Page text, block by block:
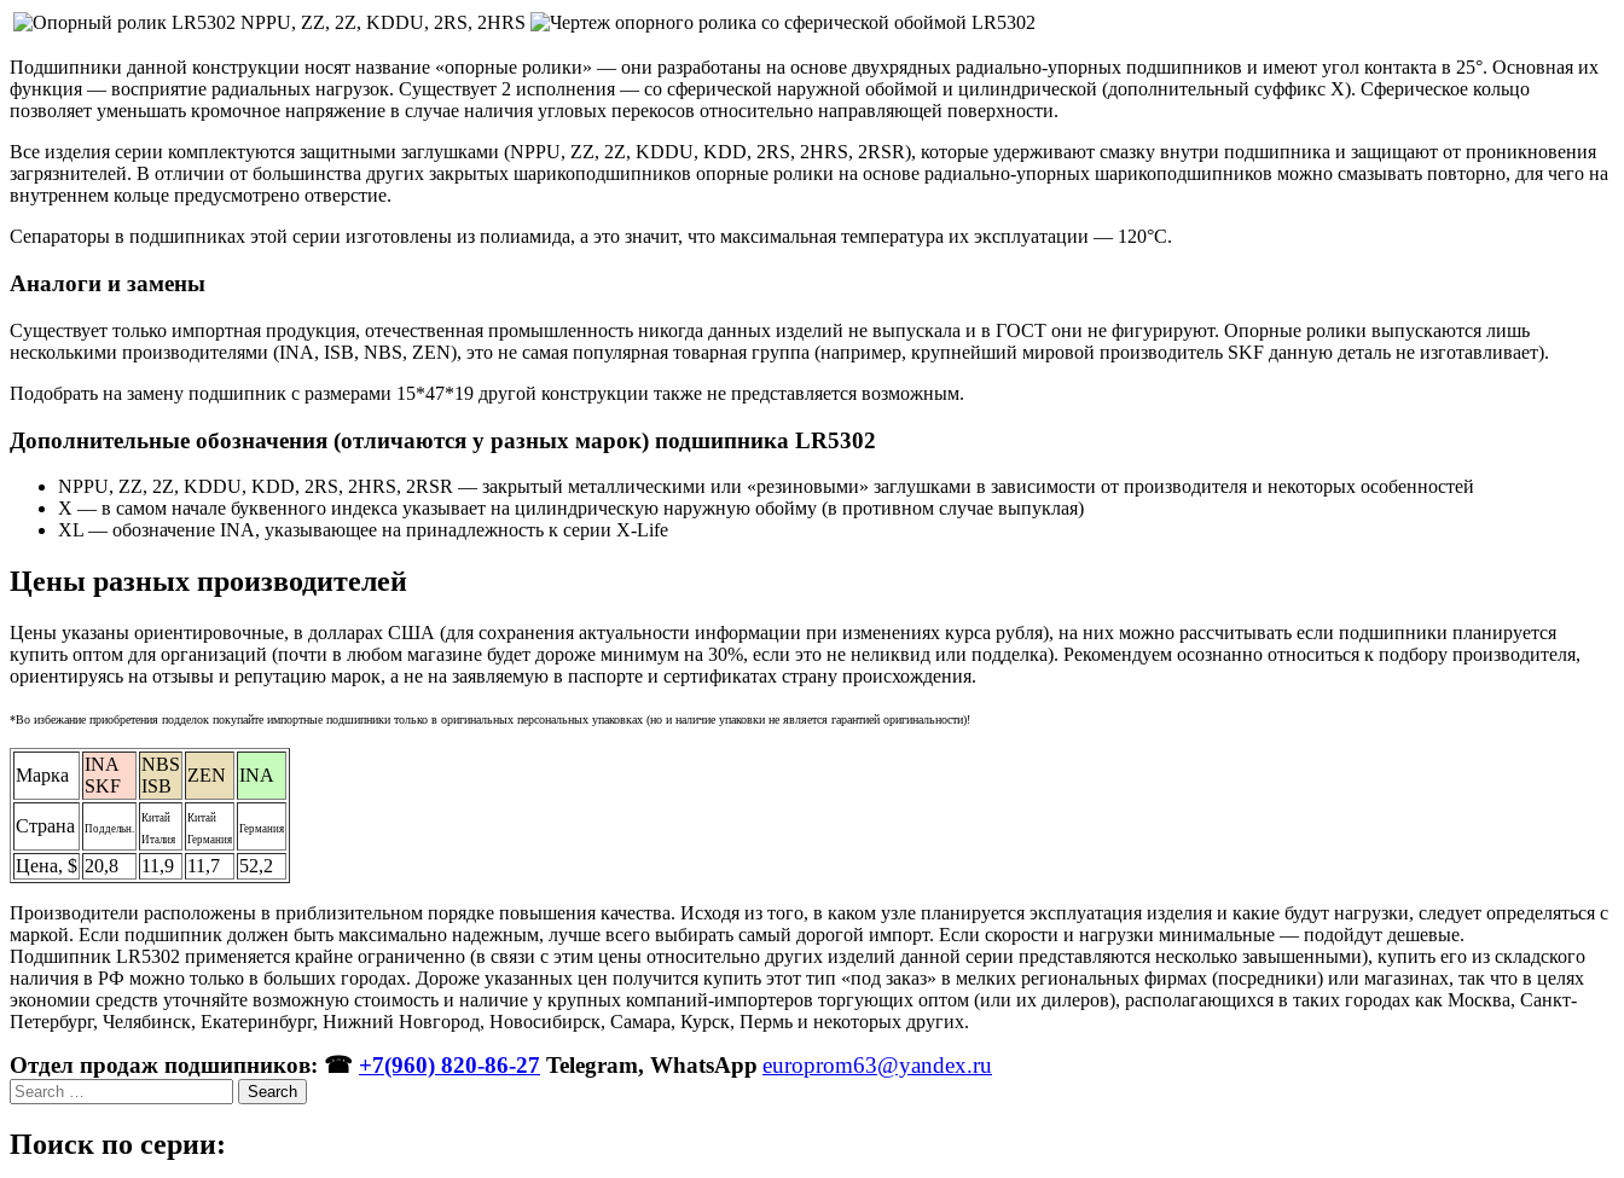
Подшипники данной конструкции носят название «опорные ролики» — они разработаны на основе двухрядных радиально-упорных подшипников и имеют угол контакта в 25°. Основная их
функция — восприятие радиальных нагрузок. Существует 2 исполнения — со сферической наружной обоймой и цилиндрической (дополнительный суффикс X). Сферическое кольцо
позволяет уменьшать кромочное напряжение в случае наличия угловых перекосов относительно направляющей поверхности.
Все изделия серии комплектуются защитными заглушками (NPPU, ZZ, 2Z, KDDU, KDD, 2RS, 2HRS, 2RSR), которые удерживают смазку внутри подшипника и защищают от проникновения
загрязнителей. В отличии от большинства других закрытых шарикоподшипников опорные ролики на основе радиально-упорных шарикоподшипников можно смазывать повторно, для чего на
внутреннем кольце предусмотрено отверстие.
Сепараторы в подшипниках этой серии изготовлены из полиамида, а это значит, что максимальная температура их эксплуатации — 120°С.
Аналоги и замены
Существует только импортная продукция, отечественная промышленность никогда данных изделий не выпускала и в ГОСТ они не фигурируют. Опорные ролики выпускаются лишь
несколькими производителями (INA, ISB, NBS, ZEN), это не самая популярная товарная группа (например, крупнейший мировой производитель SKF данную деталь не изготавливает).
Подобрать на замену подшипник с размерами 15*47*19 другой конструкции также не представляется возможным.
Дополнительные обозначения (отличаются у разных марок) подшипника LR5302
NPPU, ZZ, 2Z, KDDU, KDD, 2RS, 2HRS, 2RSR — закрытый металлическими или «резиновыми» заглушками в зависимости от производителя и некоторых особенностей
X — в самом начале буквенного индекса указывает на цилиндрическую наружную обойму (в противном случае выпуклая)
XL — обозначение INA, указывающее на принадлежность к серии X-Life
Цены разных производителей
Цены указаны ориентировочные, в долларах США (для сохранения актуальности информации при изменениях курса рубля), на них можно рассчитывать если подшипники планируется
купить оптом для организаций (почти в любом магазине будет дороже минимум на 30%, если это не неликвид или подделка). Рекомендуем осознанно относиться к подбору производителя,
ориентируясь на отзывы и репутацию марок, а не на заявляемую в паспорте и сертификатах страну происхождения.
*Во избежание приобретения подделок покупайте импортные подшипники только в оригинальных персональных упаковках (но и наличие упаковки не является гарантией оригинальности)!
Марка
INA
SKF
NBS
ISB
ZEN INA
Страна Поддельн.
Китай
Италия
Китай
Германия
Германия
Цена, $ 20,8 11,9 11,7 52,2
Производители расположены в приблизительном порядке повышения качества. Исходя из того, в каком узле планируется эксплуатация изделия и какие будут нагрузки, следует определяться с
маркой. Если подшипник должен быть максимально надежным, лучше всего выбирать самый дорогой импорт. Если скорости и нагрузки минимальные — подойдут дешевые.
Подшипник LR5302 применяется крайне ограниченно (в связи с этим цены относительно других изделий данной серии представляются несколько завышенными), купить его из складского
наличия в РФ можно только в больших городах. Дороже указанных цен получится купить этот тип «под заказ» в мелких региональных фирмах (посредники) или магазинах, так что в целях
экономии средств уточняйте возможную стоимость и наличие у крупных компаний-импортеров торгующих оптом (или их дилеров), располагающихся в таких городах как Москва, Санкт-
Петербург, Челябинск, Екатеринбург, Нижний Новгород, Новосибирск, Самара, Курск, Пермь и некоторых других.
Отдел продаж подшипников: ☎ +7(960) 820-86-27 Telegram, WhatsApp europrom63@yandex.ru
Search
Поиск по серии: